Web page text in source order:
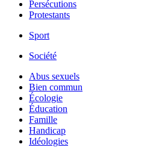
Persécutions
Protestants
Sport
Société
Abus sexuels
Bien commun
Écologie
Éducation
Famille
Handicap
Idéologies